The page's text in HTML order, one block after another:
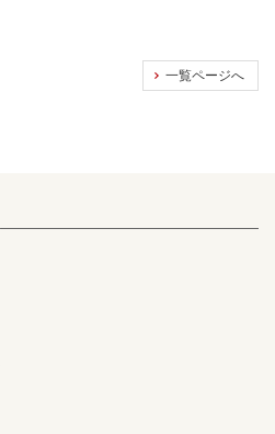
一覧ページへ